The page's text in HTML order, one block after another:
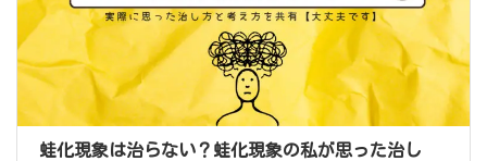
蛙化現象は治らない？蛙化現象の私が思った治し